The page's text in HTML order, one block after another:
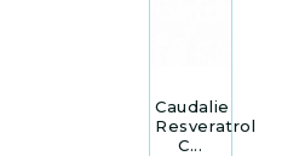
Caudalie
Resveratrol
C...